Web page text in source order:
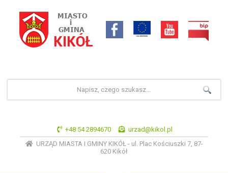
+48 54 2894670
urzad@kikol.pl
URZĄD MIASTA I GMINY KIKÓŁ - ul. Plac Kościuszki 7, 87-
620 Kikół